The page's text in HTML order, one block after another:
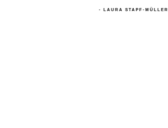
- LAURA STAPF-MÜLLER